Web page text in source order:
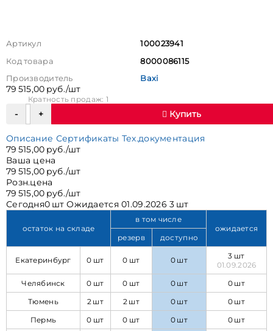
Артикул
100023941
Код товара
8000086115
Производитель
Baxi
79 515,00 руб./шт
Кратность продаж: 1
Купить
Описание Сертификаты Тех.документация
79 515,00 руб./шт
Ваша цена
79 515,00 руб./шт
Розн.цена
79 515,00 руб./шт
Сегодня0 шт Ожидается 01.09.2026 3 шт
остаток на складе
в том числе
ожидается
резерв
доступно
Екатеринбург 0 шт 0 шт 0 шт
3 шт
01.09.2026
Челябинск
0 шт 0 шт 0 шт
0 шт
Тюмень
2 шт 2 шт 0 шт
0 шт
Пермь
0 шт 0 шт 0 шт
0 шт